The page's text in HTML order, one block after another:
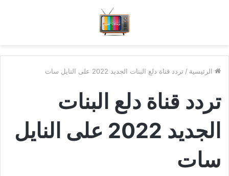
الرئيسية / تردد قناة دلع البنات الجديد 2022 على النايل سات
تردد قناة دلع البنات
الجديد 2022 على النايل
سات